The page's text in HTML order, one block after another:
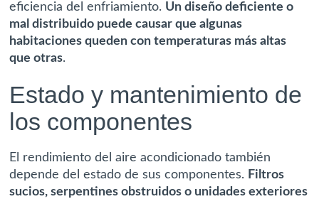
eficiencia del enfriamiento. Un diseño deficiente o
mal distribuido puede causar que algunas
habitaciones queden con temperaturas más altas
que otras.
Estado y mantenimiento de
los componentes
El rendimiento del aire acondicionado también
depende del estado de sus componentes. Filtros
sucios, serpentines obstruidos o unidades exteriores